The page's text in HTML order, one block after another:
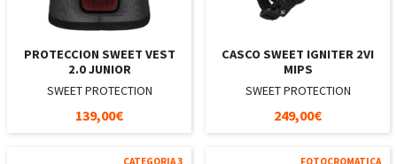
PROTECCION SWEET VEST
2.0 JUNIOR
SWEET PROTECTION
139,00€
CASCO SWEET IGNITER 2VI
MIPS
SWEET PROTECTION
249,00€
CATEGORIA 3 FOTOCROMATICA